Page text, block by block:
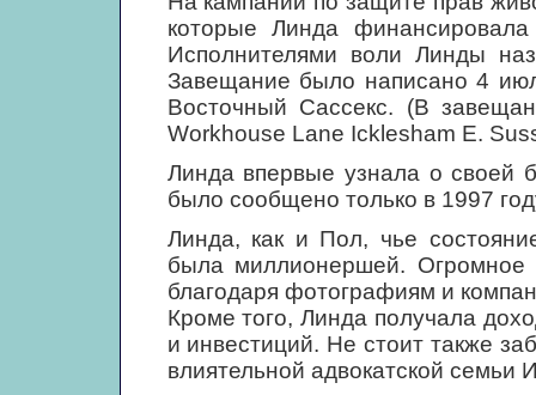
которые Линда
Исполнителями воли Линды
Завещание было написано 4
Восточный Сассекс. (В
Workhouse Lane Icklesham E.
Линда впервые узнала о своей
было сообщено только в 1997
Линда, как и Пол, чье
была миллионершей.
благодаря фотографиям и
Кроме того, Линда получала
и инвестиций. Не стоит также
влиятельной адвокатской семьи